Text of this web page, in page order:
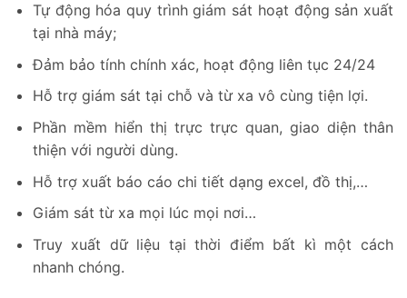
Tự động hóa quy trình giám sát hoạt động sản xuất
tại nhà máy;
Đảm bảo tính chính xác, hoạt động liên tục 24/24
Hỗ trợ giám sát tại chỗ và từ xa vô cùng tiện lợi.
Phần mềm hiển thị trực trực quan, giao diện thân
thiện với người dùng.
Hỗ trợ xuất báo cáo chi tiết dạng excel, đồ thị,…
Giám sát từ xa mọi lúc mọi nơi…
Truy xuất dữ liệu tại thời điểm bất kì một cách
nhanh chóng.